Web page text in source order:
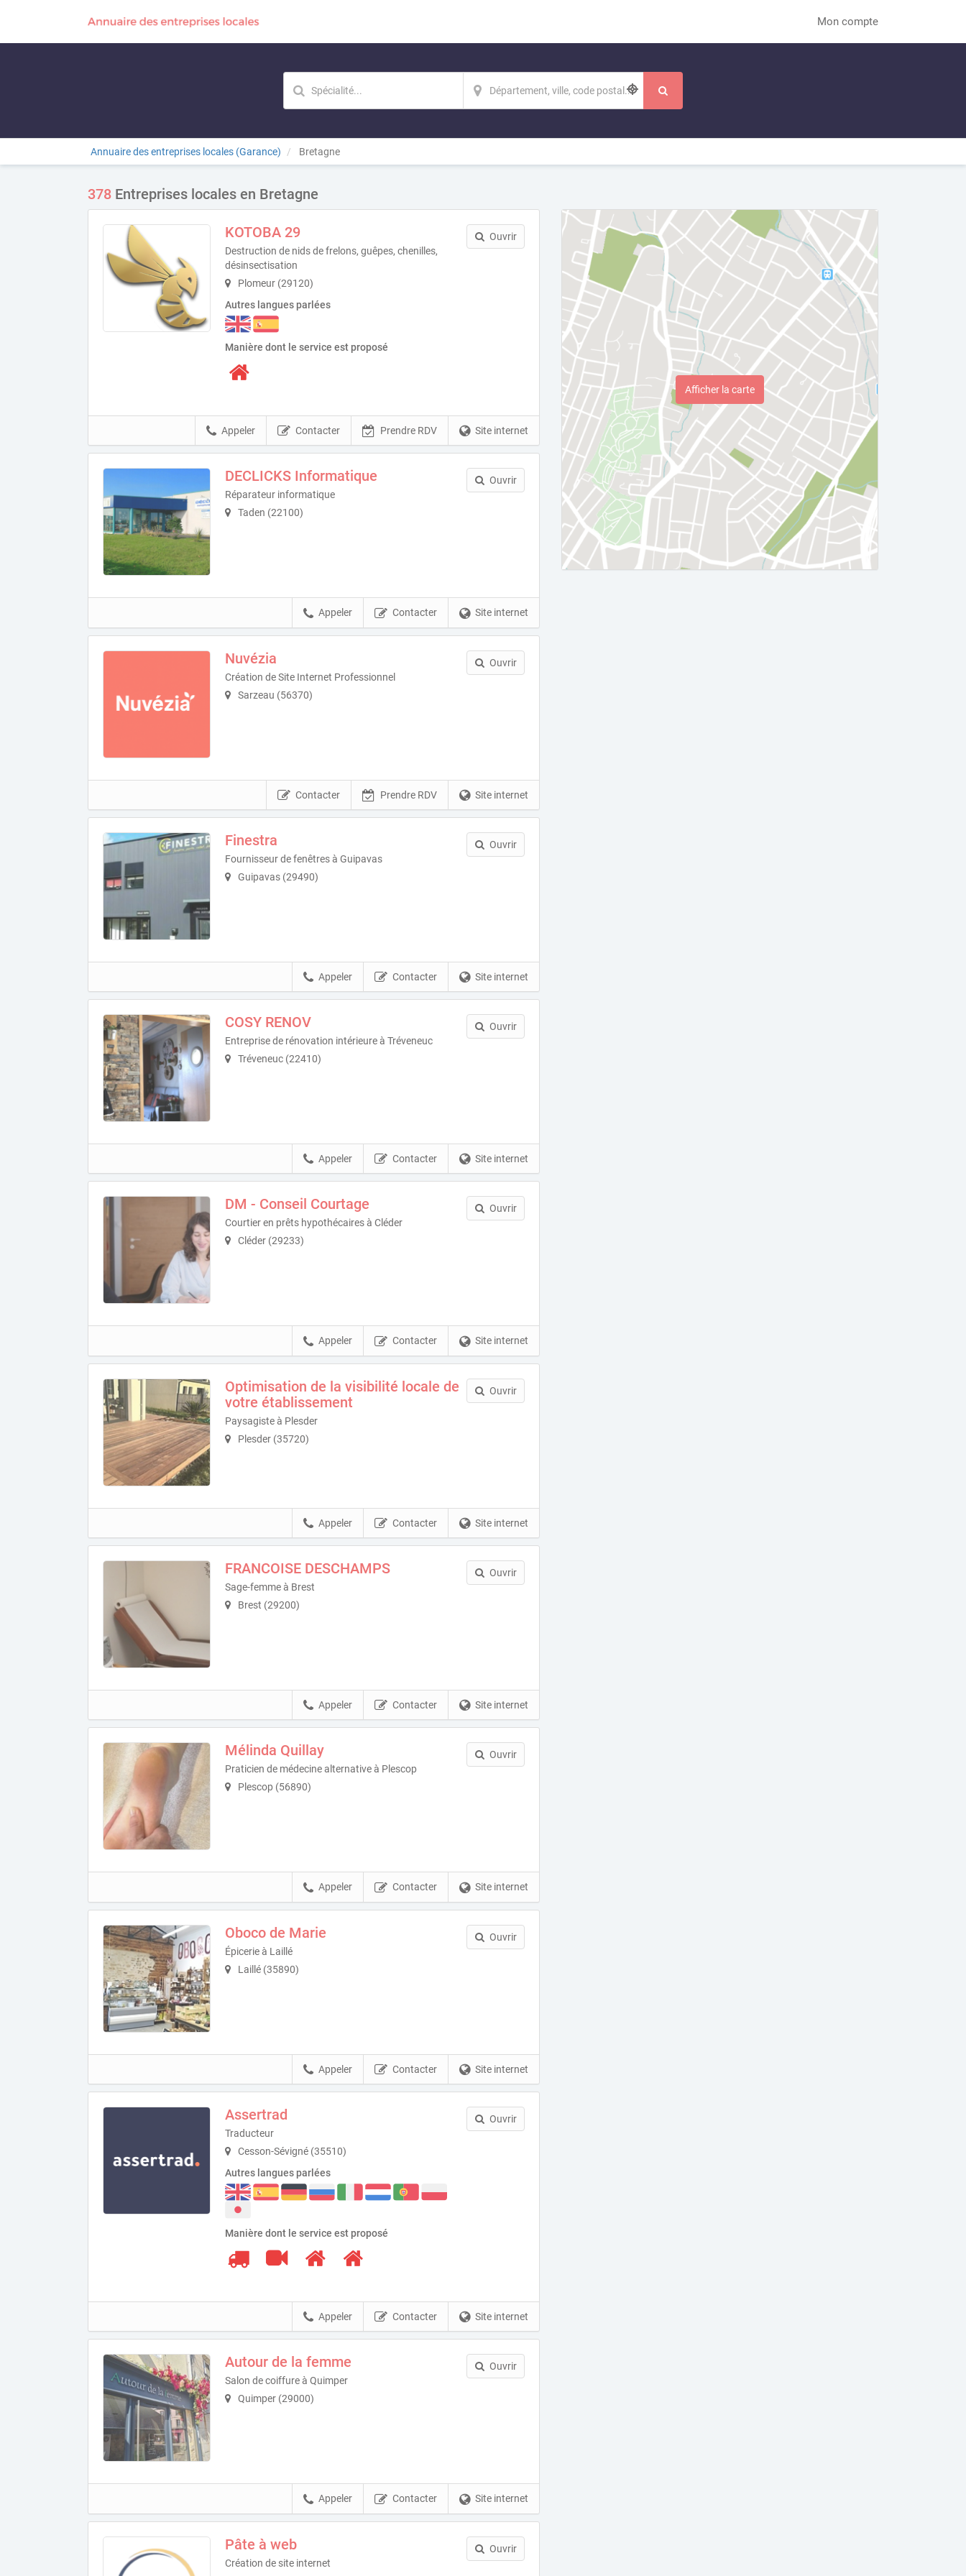
Mon compte
Annuaire des entreprises locales (Garance) Bretagne
378 Entreprises locales en Bretagne
KOTOBA 29
Destruction de nids de frelons, guêpes, chenilles,
désinsectisation
Plomeur (29120)
Autres langues parlées
Manière dont le service est proposé
Ouvrir
Site internet
Prendre RDV
Contacter
Appeler
DECLICKS Informatique
Réparateur informatique
Taden (22100)
Ouvrir
Site internet
Contacter
Appeler
Nuvézia
Création de Site Internet Professionnel
Sarzeau (56370)
Ouvrir
Site internet
Prendre RDV
Contacter
Finestra
Fournisseur de fenêtres à Guipavas
Guipavas (29490)
Ouvrir
Site internet
Contacter
Appeler
COSY RENOV
Entreprise de rénovation intérieure à Tréveneuc
Tréveneuc (22410)
Ouvrir
Site internet
Contacter
Appeler
DM - Conseil Courtage
Courtier en prêts hypothécaires à Cléder
Cléder (29233)
Ouvrir
Site internet
Contacter
Appeler
Optimisation de la visibilité locale de
votre établissement
Paysagiste à Plesder
Plesder (35720)
Ouvrir
Site internet
Contacter
Appeler
FRANCOISE DESCHAMPS
Sage-femme à Brest
Brest (29200)
Ouvrir
Site internet
Contacter
Appeler
Mélinda Quillay
Praticien de médecine alternative à Plescop
Plescop (56890)
Ouvrir
Site internet
Contacter
Appeler
Oboco de Marie
Épicerie à Laillé
Laillé (35890)
Ouvrir
Site internet
Contacter
Appeler
Assertrad
Traducteur
Cesson-Sévigné (35510)
Autres langues parlées
Manière dont le service est proposé
Ouvrir
Site internet
Contacter
Appeler
Autour de la femme
Salon de coiffure à Quimper
Quimper (29000)
Ouvrir
Site internet
Contacter
Appeler
Pâte à web
Création de site internet
Ouvrir
Afficher la carte